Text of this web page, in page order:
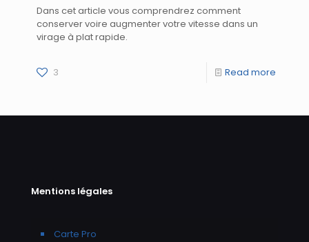
Dans cet article vous comprendrez comment
conserver voire augmenter votre vitesse dans un
virage à plat rapide.
3 Read more
Mentions légales
Carte Pro